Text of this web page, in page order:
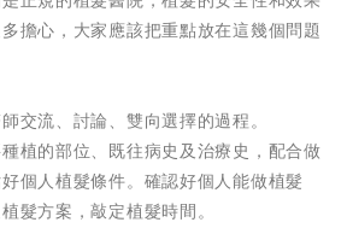
擔心，大家應該把重點放在這幾個問題
交流、討論、雙向選擇的過程。
植的部位、既往病史及治療史，配合做
個人植髮條件。確認好個人能做植髮
髮方案，敲定植髮時間。